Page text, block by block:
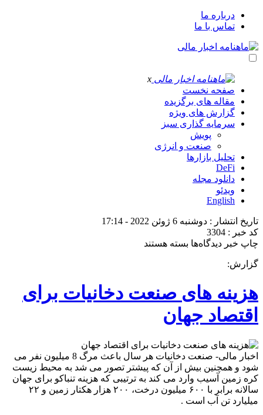
درباره ما
تماس با ما
x
صفحه نخست
مقاله های برگزیده
گزارش های ویژه
سرمایه گذاری سبز
پویش
صنعت و انرژی
تحلیل بازارها
DeFi
دانلود مجله
ویدئو
English
تاریخ انتشار : دوشنبه 6 ژوئن 2022 - 17:14
کد خبر : 3304
چاپ خبر دیدگاه‌ها برای
دخانیات
برای
اقتصاد
جهان
بسته هستند
گزارش:
هزینه های صنعت دخانیات برای
اقتصاد جهان
اخبار مالی- صنعت دخانیات هر سال باعث مرگ 8 میلیون نفر می
شود و همچنین بیش از آن که پیشتر تصور می شد به محیط زیست
کره زمین آسیب وارد می کند به ترتیبی که هزینه تنباکو برای جهان
سالانه برابر با ۶۰۰ میلیون درخت، ۲۰۰ هزار هکتار زمین و ۲۲
میلیارد تن آب است .